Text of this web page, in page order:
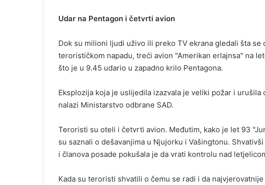
Udar na Pentagon i četvrti avion
Dok su milioni ljudi uživo ili preko TV ekrana gledali šta se
terorističkom napadu, treći avion "Amerikan erlajnsa" na
što je u 9.45 udario u zapadno krilo Pentagona.
Eksplozija koja je uslijedila izazvala je veliki požar i
nalazi Ministarstvo odbrane SAD.
Teroristi su oteli i četvrti avion. Međutim, kako je let 93
su saznali o dešavanjima u Njujorku i Vašingtonu.
i članova posade pokušala je da vrati kontrolu nad
Kada su teroristi shvatili o čemu se radi i da